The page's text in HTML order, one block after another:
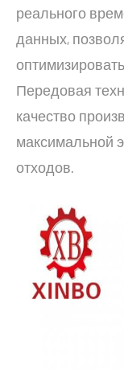
реального
данных,
Передовая
качество
максимальной
отходов.